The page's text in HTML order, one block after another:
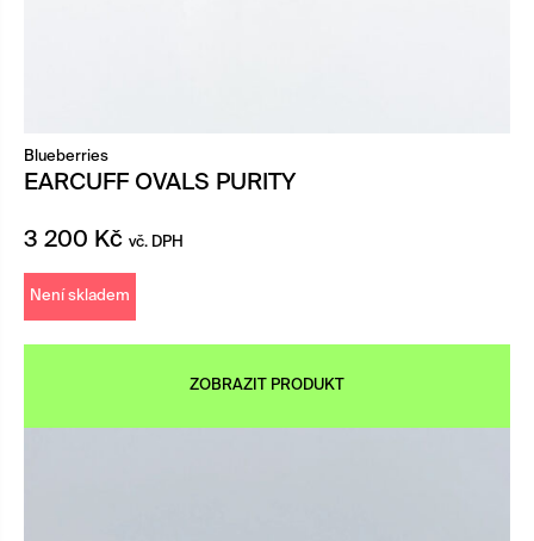
Blueberries
EARCUFF OVALS PURITY
3 200 Kč vč. DPH
Není skladem
ZOBRAZIT PRODUKT